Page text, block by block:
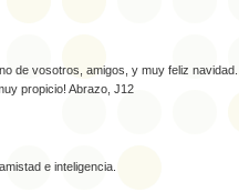
de vosotros, amigos, y muy feliz navidad.
propicio! Abrazo, J12
e inteligencia.